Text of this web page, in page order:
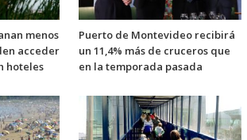
menos
acceder
hoteles
Puerto de Montevideo recibirá
un 11,4% más de cruceros que
en la temporada pasada